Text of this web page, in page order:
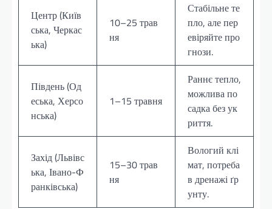
Центр (Київ
ська, Черкас
ька)
10–25 трав
ня
Стабільне те
пло, але пер
евіряйте про
гнози.
Південь (Од
еська, Херсо
нська)
1–15 травня
Раннє тепло,
можлива по
садка без ук
риття.
Захід (Львівс
ька, Івано-Ф
ранківська)
15–30 трав
ня
Вологий клі
мат, потреба
в дренажі ґр
унту.